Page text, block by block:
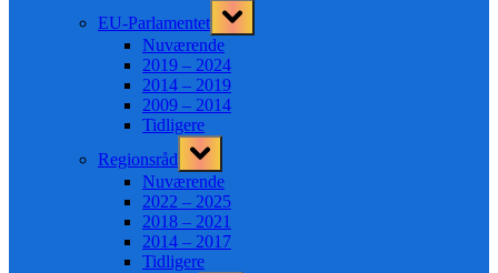
EU-Parlamentet
Toggle
sub-
menu
Nuværende
2019 – 2024
2014 – 2019
2009 – 2014
Tidligere
Regionsråd
Toggle
sub-
menu
Nuværende
2022 – 2025
2018 – 2021
2014 – 2017
Tidligere